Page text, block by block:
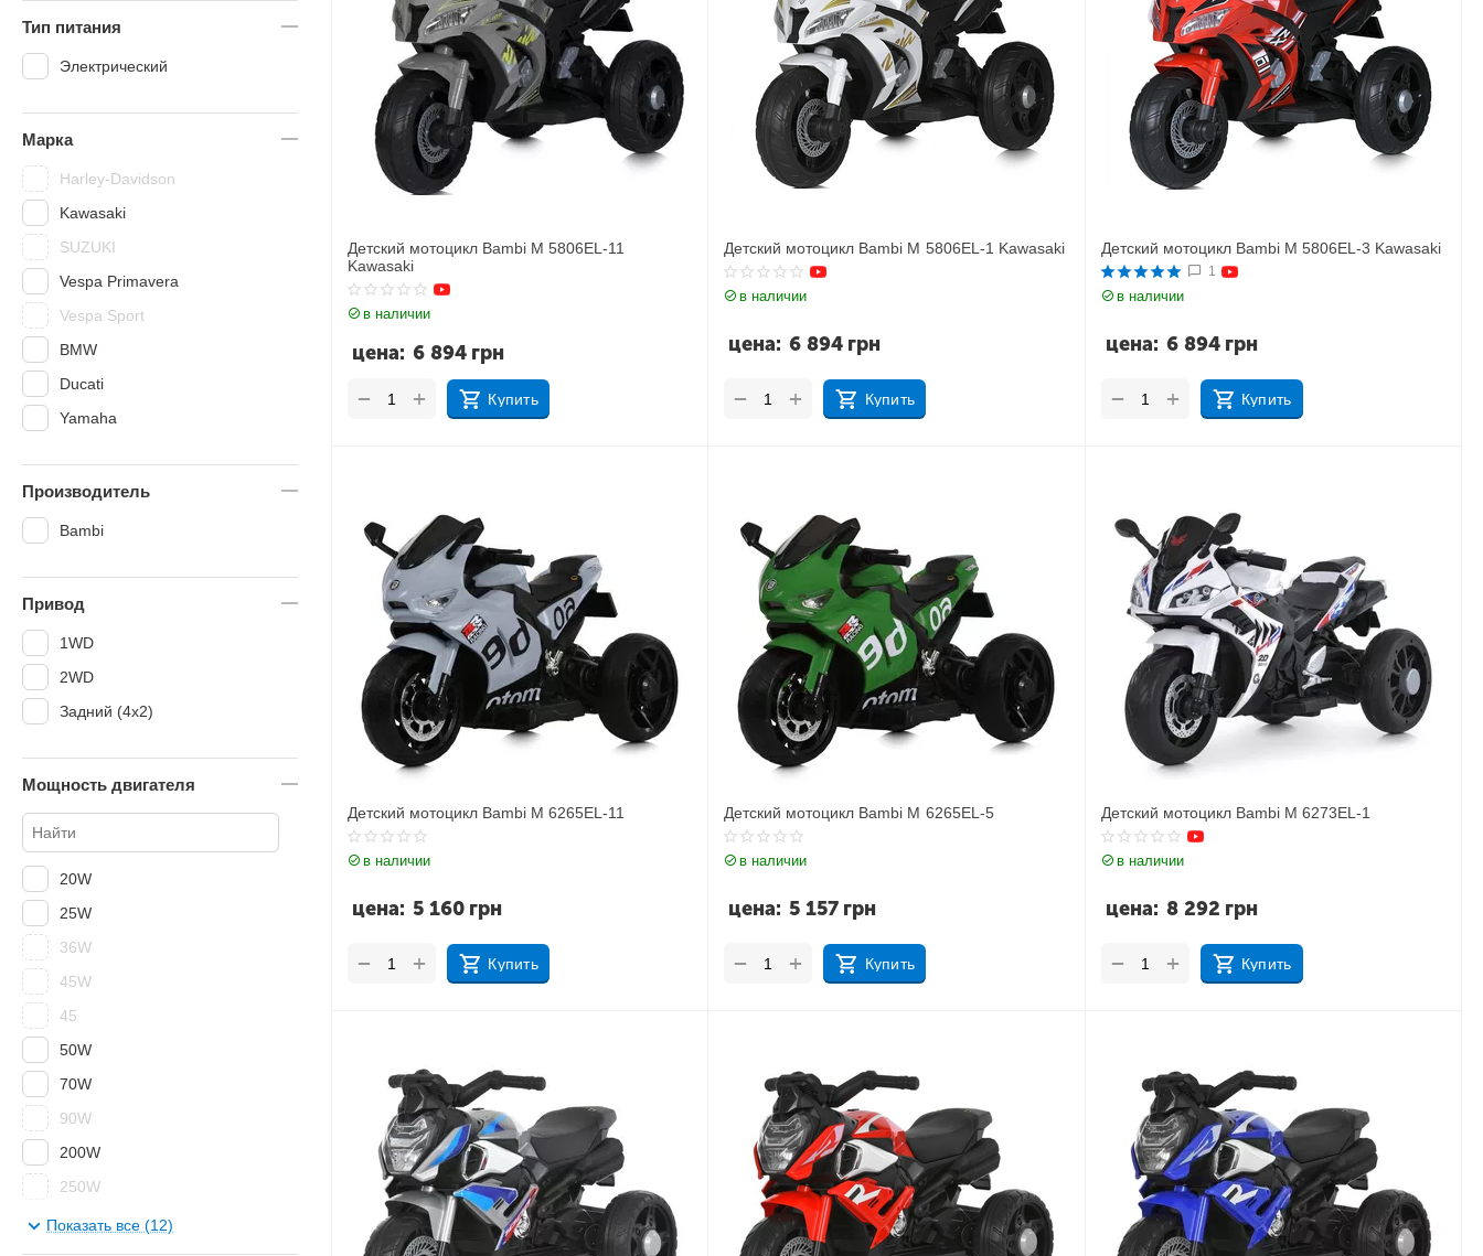
Детский мотоцикл Bambi M 5806EL-11
Kawasaki
в наличии
6 894 грн
цена:
Купить
+
−
Детский мотоцикл Bambi M 5806EL-1 Kawasaki
в наличии
6 894 грн
цена:
Купить
+
−
Детский мотоцикл Bambi M 5806EL-3 Kawasaki
1
в наличии
6 894 грн
цена:
Купить
+
−
Детский мотоцикл Bambi M 6265EL-11
в наличии
5 160 грн
цена:
Купить
+
−
Детский мотоцикл Bambi M 6265EL-5
в наличии
5 157 грн
цена:
Купить
+
−
Детский мотоцикл Bambi M 6273EL-1
в наличии
8 292 грн
цена:
Купить
+
−
Тип питания
Электрический
Марка
Harley-Davidson
Kawasaki
SUZUKI
Vespa Primavera
Vespa Sport
BMW
Ducati
Yamaha
Производитель
Bambi
Привод
1WD
2WD
Задний (4х2)
Мощность двигателя
20W
25W
36W
45W
45
50W
70W
90W
200W
250W
350W
Показать все (12)